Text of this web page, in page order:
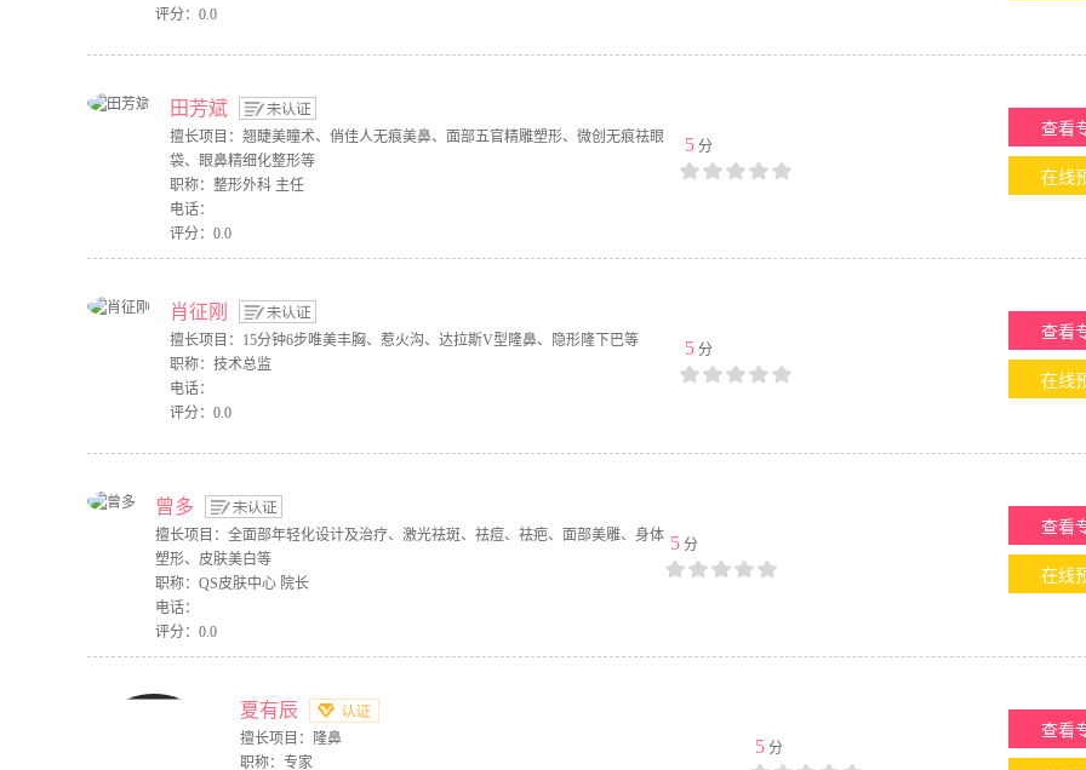
评分：0.0
田芳斌
擅长项目：翘睫美瞳术、俏佳人无痕美鼻、面部五官精雕塑形、微创无痕祛眼
袋、眼鼻精细化整形等
职称：整形外科 主任
电话：
评分：0.0
5 分
查看
在线
肖征刚
擅长项目：15分钟6步唯美丰胸、惹火沟、达拉斯V型隆鼻、隐形隆下巴等
职称：技术总监
电话：
评分：0.0
5 分
查看
在线
曾多
擅长项目：全面部年轻化设计及治疗、激光祛斑、祛痘、祛疤、面部美雕、身体
塑形、皮肤美白等
职称：QS皮肤中心 院长
电话：
评分：0.0
5 分
查看
在线
夏有辰
擅长项目：隆鼻
职称：专家
5 分
查看